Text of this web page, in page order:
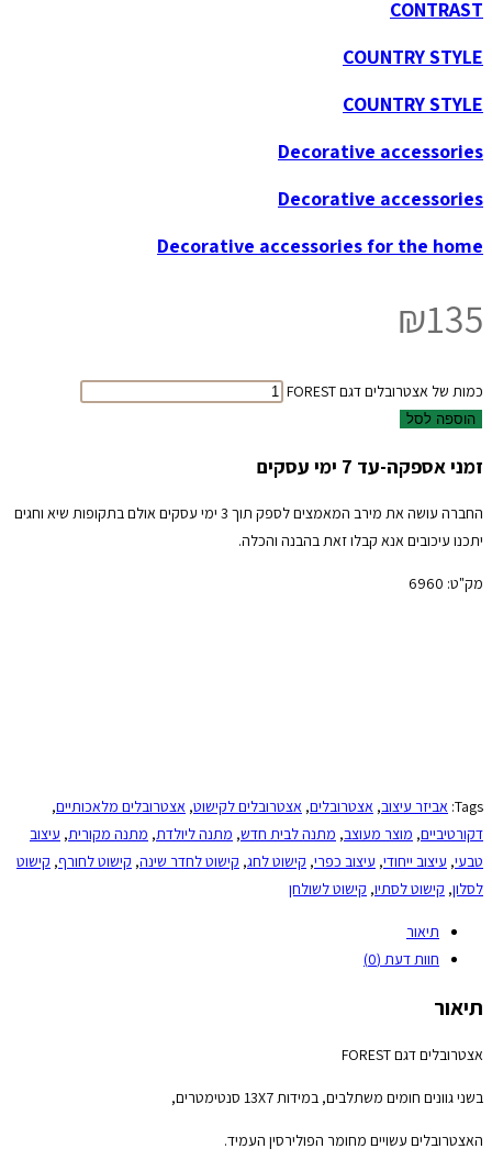
CONTRAST
COUNTRY STYLE
COUNTRY STYLE
Decorative accessories
Decorative accessories
Decorative accessories for the home
₪135
כמות של אצטרובלים דגם FOREST
הוספה לסל
זמני אספקה-עד 7 ימי עסקים
החברה עושה את מירב המאמצים לספק תוך 3 ימי עסקים אולם בתקופות שיא וחגים
יתכנו עיכובים אנא קבלו זאת בהבנה והכלה.
מק"ט: 6960
Tags: אביזר עיצוב, אצטרובלים, אצטרובלים לקישוט, אצטרובלים מלאכותיים,
דקורטיביים, מוצר מעוצב, מתנה לבית חדש, מתנה ליולדת, מתנה מקורית, עיצוב
טבעי, עיצוב ייחודי, עיצוב כפרי, קישוט לחג, קישוט לחדר שינה, קישוט לחורף, קישוט
לסלון, קישוט לסתיו, קישוט לשולחן
תיאור
חוות דעת (0)
תיאור
אצטרובלים דגם FOREST
בשני גוונים חומים משתלבים, במידות 13X7 סנטימטרים,
האצטרובלים עשויים מחומר הפולירסין העמיד.